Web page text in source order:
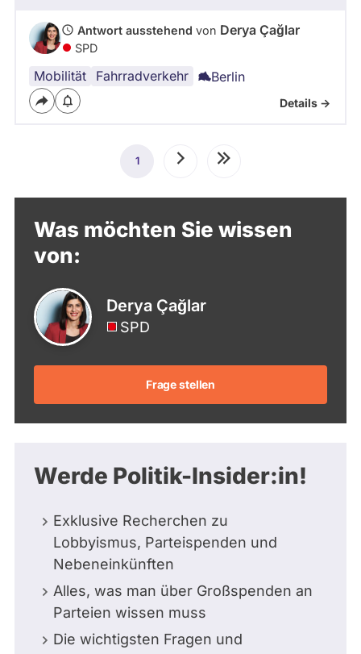
Antwort ausstehend von Derya Çağlar
SPD
Mobilität Fahrradverkehr Berlin
Details ->
Seitennummerierung
Aktuelle
1 NächsteLetzte
Was möchten Sie wissen
von:
Derya Çağlar
SPD
Frage stellen
Werde Politik-Insider:in!
Exklusive Recherchen zu
Lobbyismus, Parteispenden und
Nebeneinkünften
Alles, was man über Großspenden an
Parteien wissen muss
Die wichtigsten Fragen und